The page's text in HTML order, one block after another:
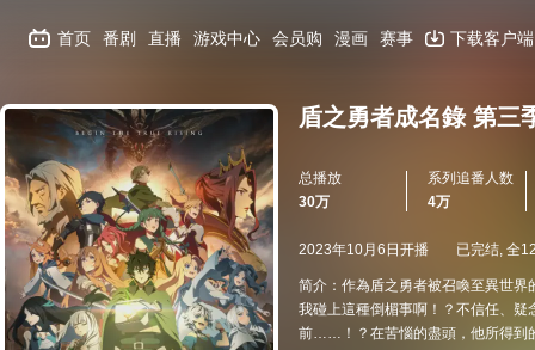
首页 番剧 直播 游戏中心 会员购 漫画 赛事 下载客户端
盾之勇者成名錄 第三
总播放
30万
系列追番人数
4万
2023年10月6日开播 已完结, 全
简介：作為盾之勇者被召喚至異世
我碰上這種倒楣事啊！？不信任、
前……！？在苦惱的盡頭，他所得到